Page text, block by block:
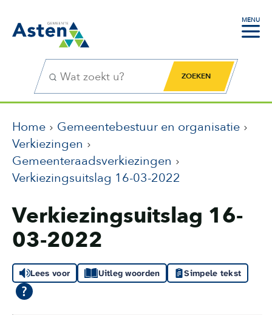
MENU
Zoekfunctie Zoekknop
Home
Gemeentebestuur en organisatie
Verkiezingen
Gemeenteraadsverkiezingen
Verkiezingsuitslag 16-03-2022
Verkiezingsuitslag 16-
03-2022
Lees voor Uitleg woorden Simpele tekst